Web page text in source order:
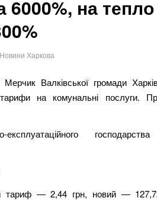
6000%, на
Новини Харкова
Валківської громади
на комунальні послуги.
тариф — 2,44 грн, новий —